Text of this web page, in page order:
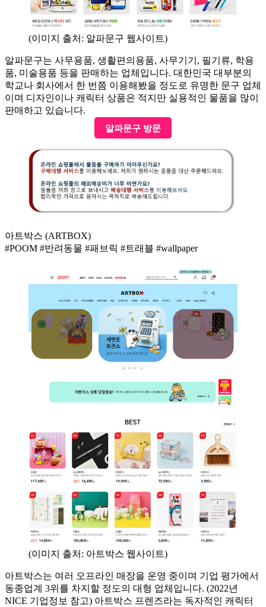
(이미지 출처: 알파문구 웹사이트)
알파문구는 사무용품, 생활편의용품, 사무기기, 필기류, 학용
품, 미술용품 등을 판매하는 업체입니다. 대한민국 대부분의
학교나 회사에서 한 번쯤 이용해봤을 정도로 유명한 문구 업체
이며 디자인이나 캐릭터 상품은 적지만 실용적인 물품을 많이
판매하고 있습니다.
알파문구 방문
아트박스 (ARTBOX)
#POOM #반려동물 #패브릭 #트래블 #wallpaper
(이미지 출처: 아트박스 웹사이트)
아트박스는 여러 오프라인 매장을 운영 중이며 기업 평가에서
동종업계 3위를 차지할 정도의 대형 업체입니다. (2022년
NICE 기업정보 참고) 아트박스 프렌즈라는 독자적인 캐릭터